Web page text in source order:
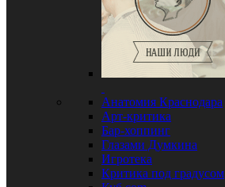
Анатомия Краснодара
Арт-критика
Бар-хоппинг
Глазами Думкина
Игротека
Критика под градусом